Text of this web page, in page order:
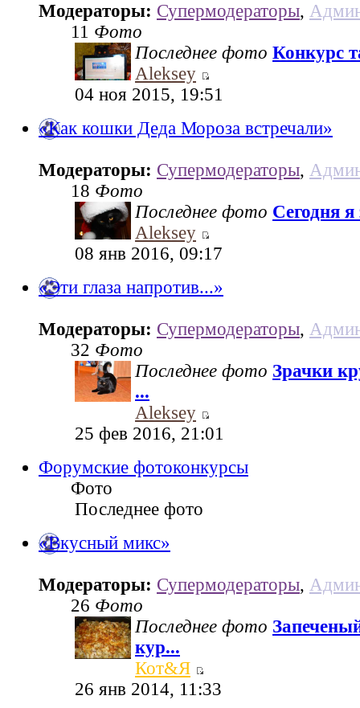
Модераторы: Супермодераторы,
11 Фото
Последнее фото Конкурс
Aleksey
04 ноя 2015, 19:51
«Как кошки Деда Мороза встречали»
Модераторы: Супермодераторы,
18 Фото
Последнее фото Сегодня
Aleksey
08 янв 2016, 09:17
«Эти глаза напротив...»
Модераторы: Супермодераторы,
32 Фото
Последнее фото Зрачки
...
Aleksey
25 фев 2016, 21:01
Форумские фотоконкурсы
Фото
Последнее фото
«Вкусный микс»
Модераторы: Супермодераторы,
26 Фото
Последнее фото
кур...
Кот&Я
26 янв 2014, 11:33